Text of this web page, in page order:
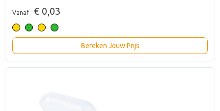
Vanaf € 0,03
Bereken Jouw Prijs